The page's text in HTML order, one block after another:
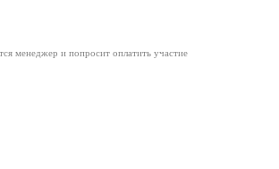
менеджер и попросит оплатить участие